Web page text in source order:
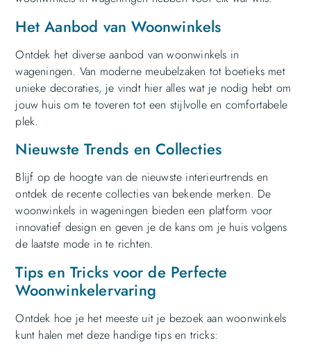
Het Aanbod van Woonwinkels
Ontdek het diverse aanbod van woonwinkels in
wageningen. Van moderne meubelzaken tot boetieks met
unieke decoraties, je vindt hier alles wat je nodig hebt om
jouw huis om te toveren tot een stijlvolle en comfortabele
plek.
Nieuwste Trends en Collecties
Blijf op de hoogte van de nieuwste interieurtrends en
ontdek de recente collecties van bekende merken. De
woonwinkels in wageningen bieden een platform voor
innovatief design en geven je de kans om je huis volgens
de laatste mode in te richten.
Tips en Tricks voor de Perfecte
Woonwinkelervaring
Ontdek hoe je het meeste uit je bezoek aan woonwinkels
kunt halen met deze handige tips en tricks: